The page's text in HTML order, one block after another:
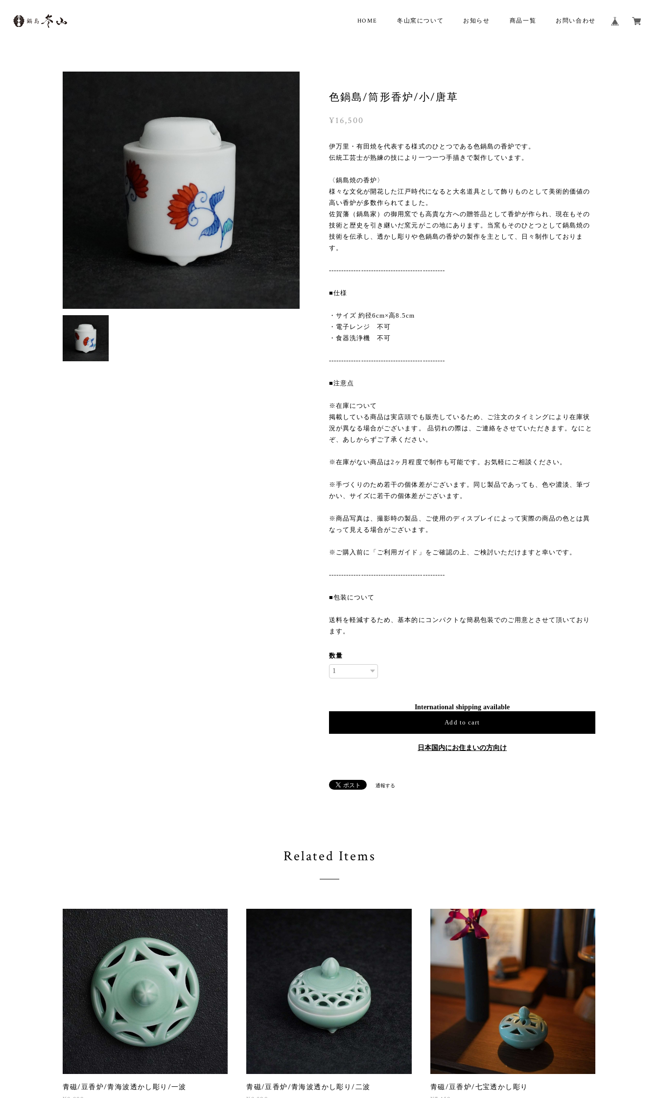
HOME 冬山窯について お知らせ 商品一覧 お問い合わせ
色鍋島/筒形香炉/小/唐草
¥16,500
伊万里・有田焼を代表する様式のひとつである色鍋島の香炉です。
伝統工芸士が熟練の技により一つ一つ手描きで製作しています。
〈鍋島焼の香炉〉
様々な文化が開花した江戸時代になると大名道具として飾りものとして美術的価値の
高い香炉が多数作られてました。
佐賀藩（鍋島家）の御用窯でも高貴な方への贈答品として香炉が作られ、現在もその
技術と歴史を引き継いだ窯元がこの地にあります。当窯もそのひとつとして鍋島焼の
技術を伝承し、透かし彫りや色鍋島の香炉の製作を主として、日々制作しておりま
す。
-----------------------------------------------
■仕様
・サイズ 約径6cm×高8.5cm
・電子レンジ 不可
・食器洗浄機 不可
-----------------------------------------------
■注意点
※在庫について
掲載している商品は実店頭でも販売しているため、ご注文のタイミングにより在庫状
況が異なる場合がございます。 品切れの際は、ご連絡をさせていただきます。なにと
ぞ、あしからずご了承ください。
※在庫がない商品は2ヶ月程度で制作も可能です。お気軽にご相談ください。
※手づくりのため若干の個体差がございます。同じ製品であっても、色や濃淡、筆づ
かい、サイズに若干の個体差がございます。
※商品写真は、撮影時の製品、ご使用のディスプレイによって実際の商品の色とは異
なって見える場合がございます。
※ご購入前に「ご利用ガイド」をご確認の上、ご検討いただけますと幸いです。
-----------------------------------------------
■包装について
送料を軽減するため、基本的にコンパクトな簡易包装でのご用意とさせて頂いており
ます。
数量
International shipping available
Add to cart
日本国内にお住まいの方向け
通報する
Related Items
青磁/豆香炉/青海波透かし彫り/一波 青磁/豆香炉/青海波透かし彫り/二波 青磁/豆香炉/七宝透かし彫り